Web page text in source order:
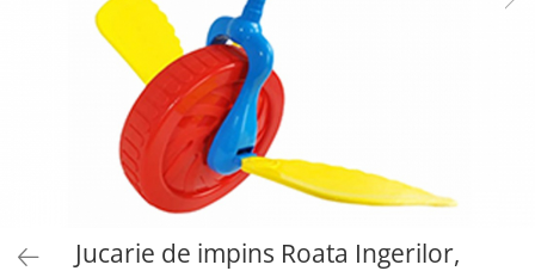
Jucarie de impins Roata Ingerilor,